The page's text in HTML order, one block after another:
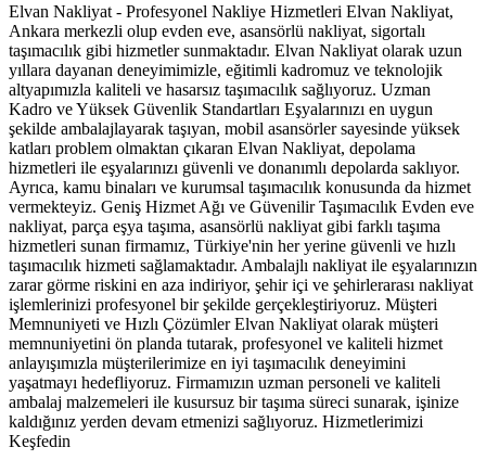
Elvan Nakliyat - Profesyonel Nakliye Hizmetleri Elvan Nakliyat,
Ankara merkezli olup evden eve, asansörlü nakliyat, sigortalı
taşımacılık gibi hizmetler sunmaktadır. Elvan Nakliyat olarak uzun
yıllara dayanan deneyimimizle, eğitimli kadromuz ve teknolojik
altyapımızla kaliteli ve hasarsız taşımacılık sağlıyoruz. Uzman
Kadro ve Yüksek Güvenlik Standartları Eşyalarınızı en uygun
şekilde ambalajlayarak taşıyan, mobil asansörler sayesinde yüksek
katları problem olmaktan çıkaran Elvan Nakliyat, depolama
hizmetleri ile eşyalarınızı güvenli ve donanımlı depolarda saklıyor.
Ayrıca, kamu binaları ve kurumsal taşımacılık konusunda da hizmet
vermekteyiz. Geniş Hizmet Ağı ve Güvenilir Taşımacılık Evden eve
nakliyat, parça eşya taşıma, asansörlü nakliyat gibi farklı taşıma
hizmetleri sunan firmamız, Türkiye'nin her yerine güvenli ve hızlı
taşımacılık hizmeti sağlamaktadır. Ambalajlı nakliyat ile eşyalarınızın
zarar görme riskini en aza indiriyor, şehir içi ve şehirlerarası nakliyat
işlemlerinizi profesyonel bir şekilde gerçekleştiriyoruz. Müşteri
Memnuniyeti ve Hızlı Çözümler Elvan Nakliyat olarak müşteri
memnuniyetini ön planda tutarak, profesyonel ve kaliteli hizmet
anlayışımızla müşterilerimize en iyi taşımacılık deneyimini
yaşatmayı hedefliyoruz. Firmamızın uzman personeli ve kaliteli
ambalaj malzemeleri ile kusursuz bir taşıma süreci sunarak, işinize
kaldığınız yerden devam etmenizi sağlıyoruz. Hizmetlerimizi
Keşfedin